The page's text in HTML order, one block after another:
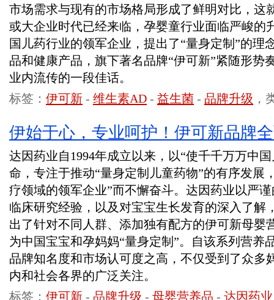
市场需求与现有的市场格局形成了鲜明对比，这
或大企业时代已经来临，孕婴童行业面临严峻的
国儿药行业的领军企业，提出了“量身定制”的理
品和健康产品，旗下著名品牌“伊可新”紧随形势
业内流传的一段佳话。
标签： 伊可新 - 维生素AD - 益生菌 - 品牌升级 ，
伊始于心，专业呵护！伊可新品牌
达因药业自1994年成立以来，以“使千千万万中
命，专注于推动“量身定制儿童药物”的有序发展
疗领域的领军企业”而不懈奋斗。达因药业以严
临床研究经验，以及对宝宝生长发育的深入了解
出了针对不同人群、添加独有配方的伊可新母婴
为中国宝宝和孕妈妈“量身定制”。自该系列营养
品牌知名度和市场认可度之高，不仅受到了众多
内和社会各界的广泛关注。
标签： 伊可新 - 品牌升级 - 母婴营养品 - 达因药业